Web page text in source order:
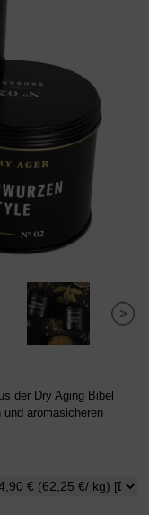
der Dry Aging Bibel
aromasicheren